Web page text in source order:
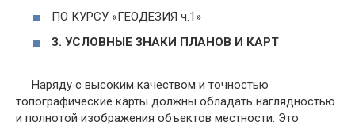
ПО КУРСУ «ГЕОДЕЗИЯ ч.1»
З. УСЛОВНЫЕ ЗНАКИ ПЛАНОВ И КАРТ
Наряду с высоким качеством и точностью
топографические карты должны обладать наглядностью
и полнотой изображения объектов местности. Это